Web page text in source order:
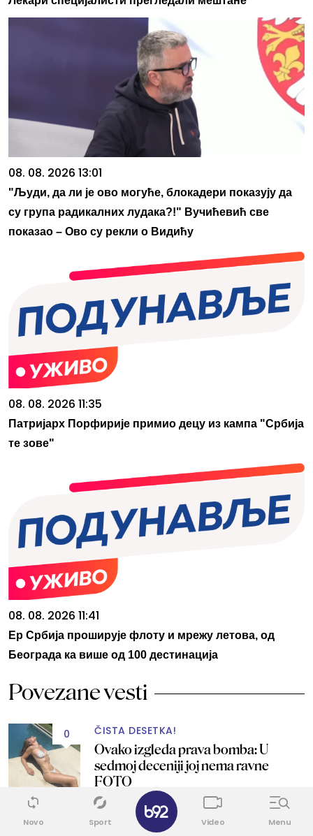
08. 08. 2026 13:01
"Људи, да ли је ово могуће, блокадери показују да
су група радикалних лудака?!" Вучићевић све
показао – Ово су рекли о Видићу
08. 08. 2026 11:35
Патријарх Порфирије примио децу из кампа "Србија
те зове"
08. 08. 2026 11:41
Ер Србија проширује флоту и мрежу летова, од
Београда ка више од 100 дестинација
Povezane vesti
0 ČISTA DESETKA!
Ovako izgleda prava bomba: U
sedmoj deceniji joj nema ravne
FOTO
AU, KAKVO IZDANJE
Novo Sport Video Menu
✕